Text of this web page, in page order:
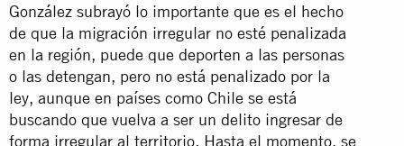
González subrayó lo importante que es el hecho
de que la migración irregular no esté penalizada
en la región, puede que deporten a las personas
o las detengan, pero no está penalizado por la
ley, aunque en países como Chile se está
buscando que vuelva a ser un delito ingresar de
forma irregular al territorio. Hasta el momento, se